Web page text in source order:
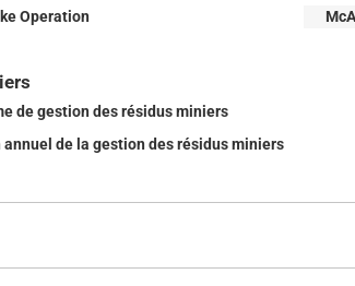
Operation
de gestion des résidus miniers
annuel de la gestion des résidus miniers